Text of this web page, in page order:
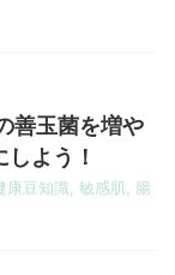
善玉菌を増や
よう！
康豆知識 敏感肌 腸